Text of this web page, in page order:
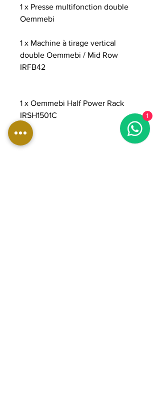
1 x Presse multifonction double
Oemmebi
1 x Machine à tirage vertical
double Oemmebi / Mid Row
IRFB42
1 x Oemmebi Half Power Rack
IRSH1501C
1